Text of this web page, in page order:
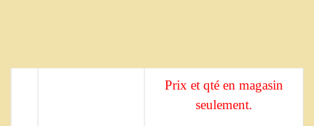
Prix et qté en magasin
seulement.